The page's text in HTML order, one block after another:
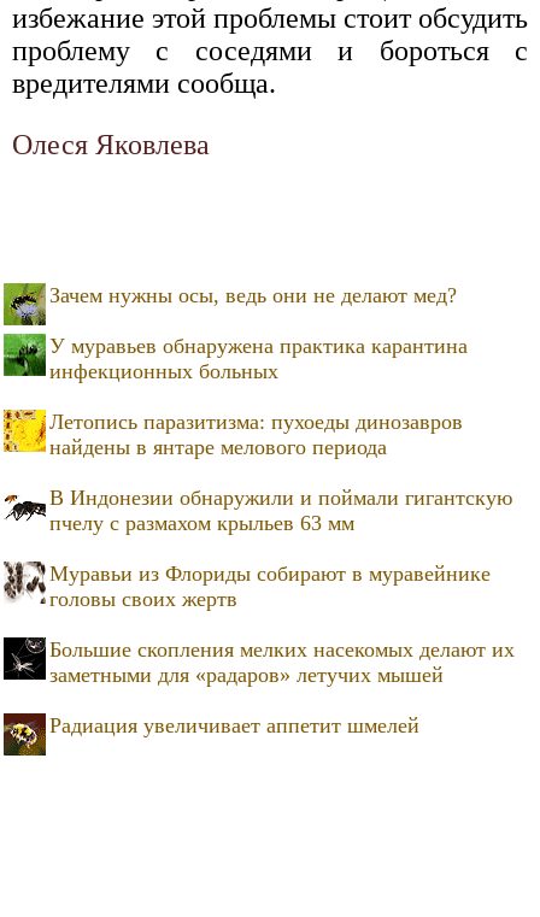
избежание этой проблемы стоит обсудить
проблему с соседями и бороться с
вредителями сообща.
Олеся Яковлева
Зачем нужны осы, ведь они не делают мед?
У муравьев обнаружена практика карантина
инфекционных больных
Летопись паразитизма: пухоеды динозавров
найдены в янтаре мелового периода
В Индонезии обнаружили и поймали гигантскую
пчелу с размахом крыльев 63 мм
Муравьи из Флориды собирают в муравейнике
головы своих жертв
Большие скопления мелких насекомых делают их
заметными для «радаров» летучих мышей
Радиация увеличивает аппетит шмелей